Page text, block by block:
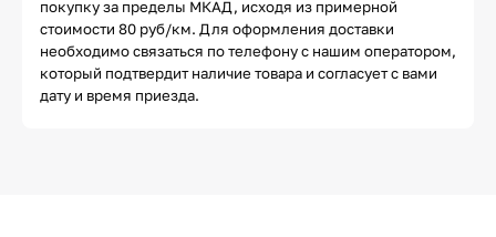
покупку за пределы МКАД, исходя из примерной
стоимости 80 руб/км. Для оформления доставки
необходимо связаться по телефону с нашим оператором,
который подтвердит наличие товара и согласует с вами
дату и время приезда.